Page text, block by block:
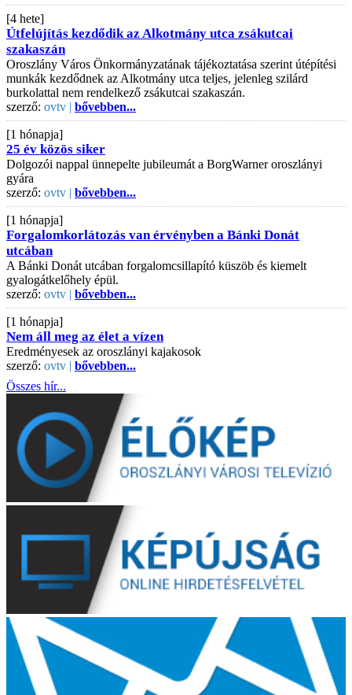
[4 hete]
Útfelújítás kezdődik az Alkotmány utca zsákutcai
szakaszán
Oroszlány Város Önkormányzatának tájékoztatása szerint útépítési
munkák kezdődnek az Alkotmány utca teljes, jelenleg szilárd
burkolattal nem rendelkező zsákutcai szakaszán.
szerző: ovtv | bővebben...
[1 hónapja]
25 év közös siker
Dolgozói nappal ünnepelte jubileumát a BorgWarner oroszlányi
gyára
szerző: ovtv | bővebben...
[1 hónapja]
Forgalomkorlátozás van érvényben a Bánki Donát
utcában
A Bánki Donát utcában forgalomcsillapító küszöb és kiemelt
gyalogátkelőhely épül.
szerző: ovtv | bővebben...
[1 hónapja]
Nem áll meg az élet a vízen
Eredményesek az oroszlányi kajakosok
szerző: ovtv | bővebben...
Összes hír...